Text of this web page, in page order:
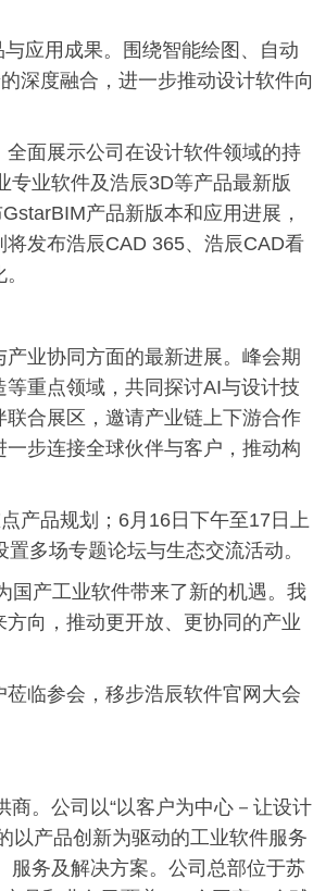
应用成果。围绕智能绘图、自动
深度融合，进一步推动设计软件向
面展示公司在设计软件领域的持
专业软件及浩辰3D等产品最新版
产品新版本和应用进展，
发布浩辰CAD 365、浩辰CAD看
业协同方面的最新进展。峰会期
重点领域，共同探讨AI与设计技
合展区，邀请产业链上下游合作
步连接全球伙伴与客户，推动构
产品规划；6月16日下午至17日上
多场专题论坛与生态交流活动。
国产工业软件带来了新的机遇。我
向，推动更开放、更协同的产业
临参会，移步浩辰软件官网大会
。公司以“以客户为中心－让设计
以产品创新为驱动的工业软件服务
服务及解决方案。公司总部位于苏